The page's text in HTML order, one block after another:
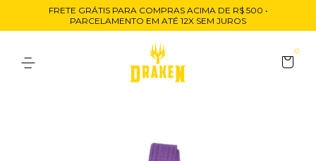
FRETE GRÁTIS PARA COMPRAS ACIMA DE R$ 500 •
PARCELAMENTO EM ATÉ 12X SEM JUROS
0